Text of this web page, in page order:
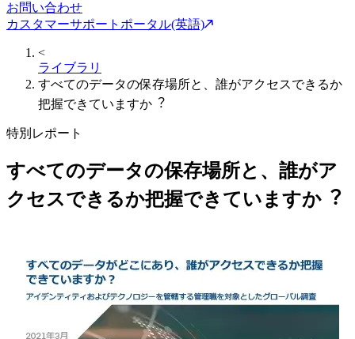
お問い合わせ
カスタマーサポートポータル(英語)
<
ライブラリ
すべてのデータの保存場所と、誰がアクセスできるか
把握できていますか︖
特別レポート
すべてのデータの保存場所と、誰がア
クセスできるか把握できていますか︖